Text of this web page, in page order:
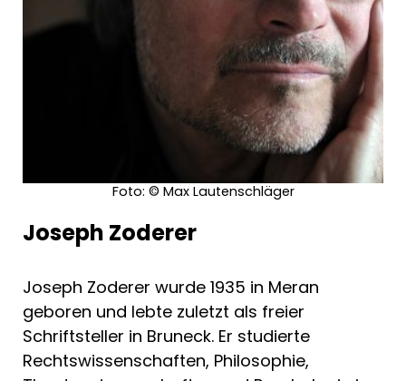
Foto: © Max Lautenschläger
Joseph Zoderer
Joseph Zoderer wurde 1935 in Meran
geboren und lebte zuletzt als freier
Schriftsteller in Bruneck. Er studierte
Rechtswissenschaften, Philosophie,